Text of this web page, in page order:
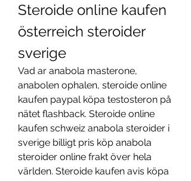
Steroide online kaufen
österreich steroider
sverige
Vad ar anabola masterone,
anabolen ophalen, steroide online
kaufen paypal köpa testosteron på
nätet flashback. Steroide online
kaufen schweiz anabola steroider i
sverige billigt pris köp anabola
steroider online frakt över hela
världen. Steroide kaufen avis köpa